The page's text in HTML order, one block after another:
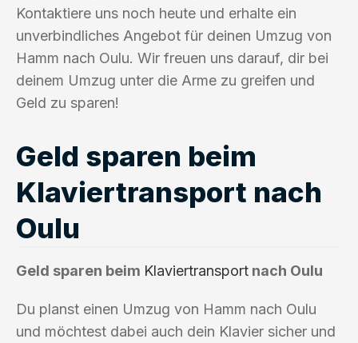
Kontaktiere uns noch heute und erhalte ein
unverbindliches Angebot für deinen Umzug von
Hamm nach Oulu. Wir freuen uns darauf, dir bei
deinem Umzug unter die Arme zu greifen und
Geld zu sparen!
Geld sparen beim
Klaviertransport nach
Oulu
Geld sparen beim Klaviertransport nach Oulu
Du planst einen Umzug von Hamm nach Oulu
und möchtest dabei auch dein Klavier sicher und